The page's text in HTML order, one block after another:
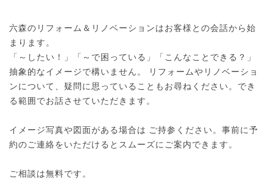
六森のリフォーム＆リノベーションはお客様との会話から始
まります。
「～したい！」「～で困っている」「こんなことできる？」
抽象的なイメージで構いません。 リフォームやリノベーショ
ンについて、疑問に思っていることもお尋ねください。でき
る範囲でお話させていただきます。
イメージ写真や図面がある場合は ご持参ください。事前に予
約のご連絡をいただけるとスムーズにご案内できます。
ご相談は無料です。